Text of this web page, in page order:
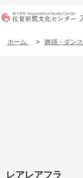
ホーム > 舞踊・ダンス
レアレアフラ